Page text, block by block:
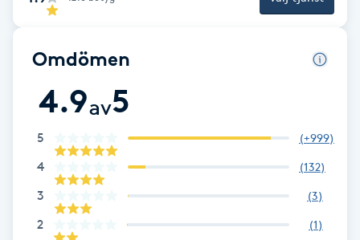
Fettreducering
Fibromassage
Fotmassage
Fotsvamp
Omdömen
4.9av5
5 (+999)
4 (132)
3 (3)
2 (1)